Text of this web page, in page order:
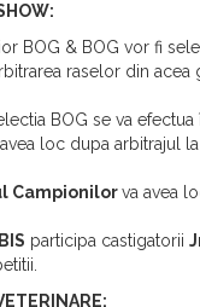
BOG & BOG vor fi
raselor din acea
BOG se va
loc dupa arbitrajul
Campionilorva avea
participa castigatorii
4